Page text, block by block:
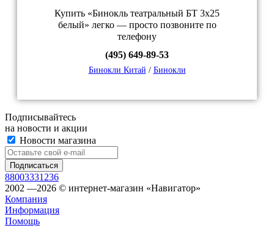
Купить «Бинокль театральный БТ 3x25
белый» легко — просто позвоните по
телефону
(495) 649-89-53
Бинокли Китай / Бинокли
Подписывайтесь
на новости и акции
Новости магазина
88003331236
2002 —2026 © интернет-магазин «Навигатор»
Компания
Информация
Помощь